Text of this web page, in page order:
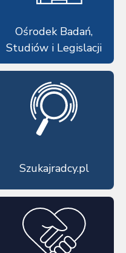
Ośrodek Badań,
Studiów i Legislacji
Szukajradcy.pl